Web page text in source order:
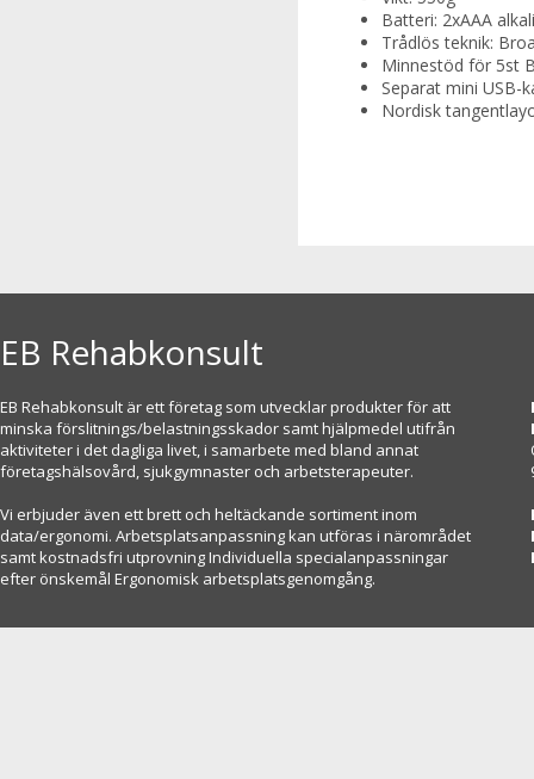
Batteri: 2xAAA
Trådlös teknik:
Minnestöd för 5st
Separat mini USB-
Nordisk
EB Rehabkonsult
EB Rehabkonsult är ett företag som utvecklar produkter för att
minska förslitnings/belastningsskador samt hjälpmedel utifrån
aktiviteter i det dagliga livet, i samarbete med bland annat
företagshälsovård, sjukgymnaster och arbetsterapeuter.
Vi erbjuder även ett brett och heltäckande sortiment inom
data/ergonomi. Arbetsplatsanpassning kan utföras i närområdet
samt kostnadsfri utprovning Individuella specialanpassningar
efter önskemål Ergonomisk arbetsplatsgenomgång.